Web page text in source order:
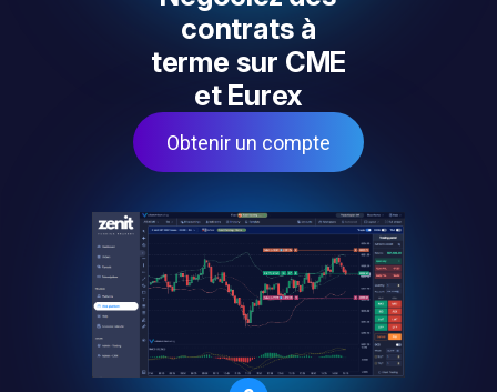
contrats à
terme sur CME
et Eurex
Obtenir un compte